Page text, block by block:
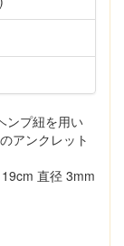
ンプ紐を用い
アンクレット
直径 3mm